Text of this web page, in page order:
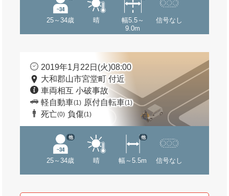
25～34歳 晴
幅5.5～
9.0m
信号なし
2019年1月22日(火)08:00
大和郡山市宮堂町 付近
車両相互 小破事故
軽自動車(1) 原付自転車(1)
死亡(0) 負傷(1)
25～34歳
他
晴 幅～5.5m
他
信号なし